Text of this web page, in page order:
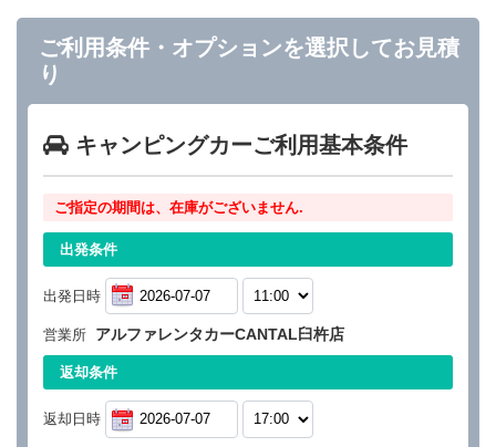
ご利用条件・オプションを選択してお見積
り
キャンピングカーご利用基本条件
ご指定の期間は、在庫がございません.
出発条件
出発日時
営業所 アルファレンタカーCANTAL臼杵店
返却条件
返却日時